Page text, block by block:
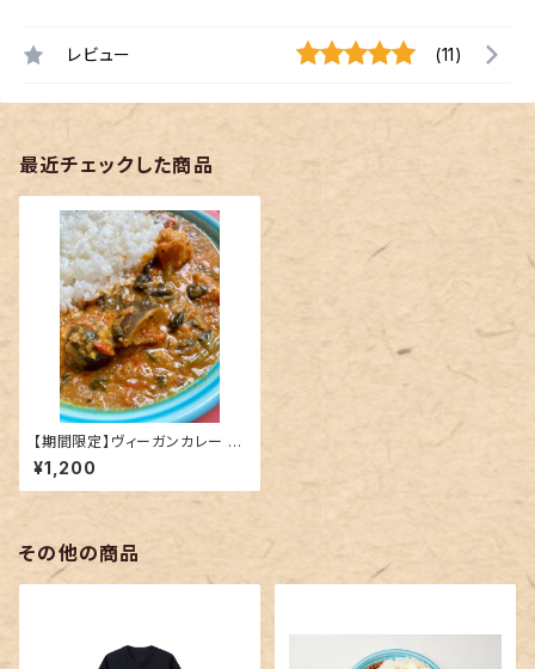
レビュー (11)
最近チェックした商品
【期間限定】ヴィーガンカレー V
egan Curry
¥1,200
その他の商品